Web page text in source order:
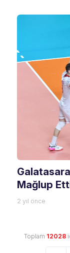
Mağlup
2 yıl önce
Toplam 12028